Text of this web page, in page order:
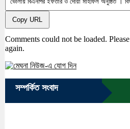
Copy URL
Comments could not be loaded.
again.
সম্পর্কিত সংবাদ